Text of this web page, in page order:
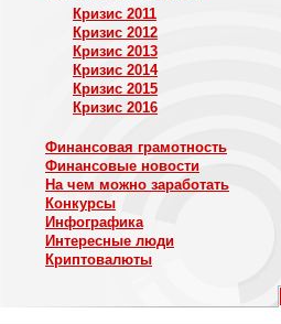
Кризис 2011
Кризис 2012
Кризис 2013
Кризис 2014
Кризис 2015
Кризис 2016
Финансовая грамотность
Финансовые новости
На чем можно заработать
Конкурсы
Инфографика
Интересные люди
Криптовалюты